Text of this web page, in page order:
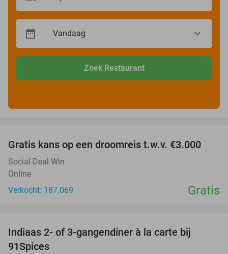
Zoek Restaurant
Gratis kans op een droomreis t.w.v. €3.000
Social Deal Win
Online
Verkocht: 187.069
Gratis
Indiaas 2- of 3-gangendiner à la carte bij
91Spices